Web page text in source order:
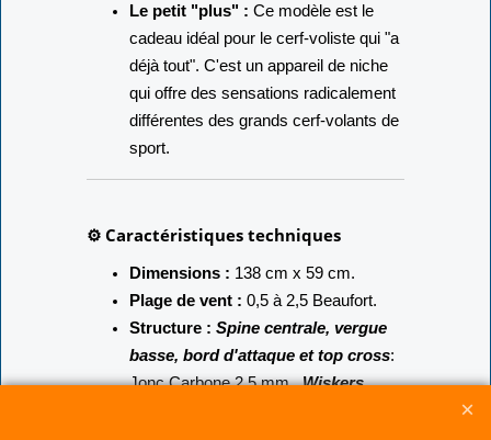
Le petit "plus" : Ce modèle est le
cadeau idéal pour le cerf-voliste qui "a
déjà tout". C'est un appareil de niche
qui offre des sensations radicalement
différentes des grands cerf-volants de
sport.
⚙️ Caractéristiques techniques
Dimensions : 138 cm x 59 cm.
Plage de vent : 0,5 à 2,5 Beaufort.
Structure : Spine centrale, vergue
basse, bord d'attaque et top cross:
Jonc Carbone 2,5 mm ,Wiskers